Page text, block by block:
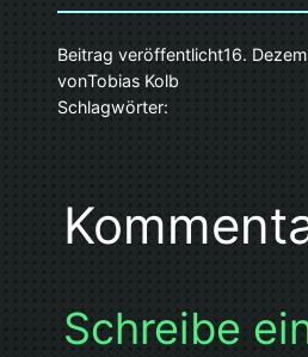
Beitrag veröffentlicht16.
vonTobias Kolb
Schlagwörter:
Schreibe